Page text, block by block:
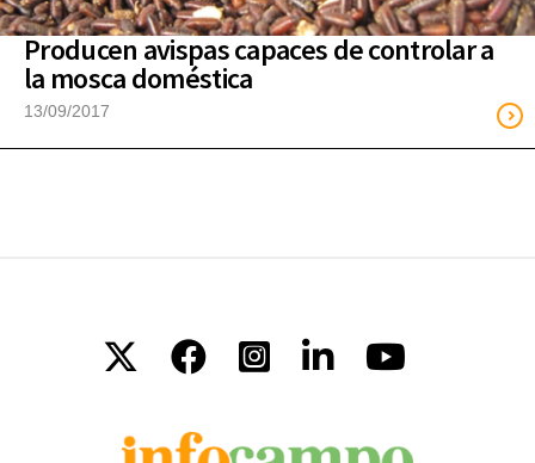
Producen avispas capaces de controlar a
la mosca doméstica
13/09/2017